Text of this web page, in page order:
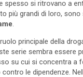
spesso si ritrovano a
più grandi di loro, sono
.
principale della
serie sembra essere
su cui si concentra a
le dipendenze.